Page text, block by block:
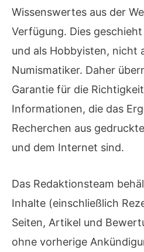
Wissenswertes aus der
Verfügung. Dies
und als Hobbyisten, nicht
Numismatiker. Daher
Garantie für die
Informationen, die das
Recherchen aus
und dem Internet sind.
Das Redaktionsteam
Inhalte (einschließlich
Seiten, Artikel und
ohne vorherige